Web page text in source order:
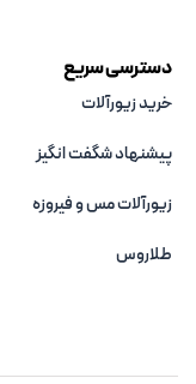
دسترسی سریع
خرید زیورآلات
پیشنهاد شگفت انگیز
زیورآلات مس و فیروزه‌
طلاروس